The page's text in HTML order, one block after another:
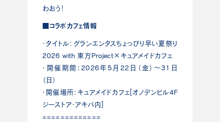
わおう！
■コラボカフェ情報
・タイトル：グランエンタスちょっぴり早い夏祭り
2026 with 東方Project×キュアメイドカフェ
・開催期間：2026年5月22日（金）～31日
（日）
・開催場所：キュアメイドカフェ[オノデンビル4F
ジーストア・アキバ内]
=============